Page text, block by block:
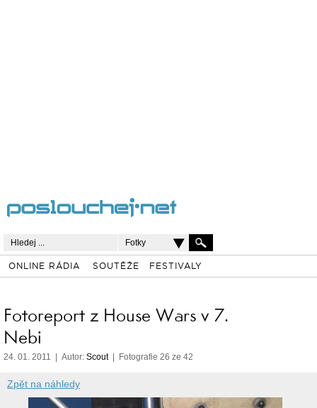
Fotky
ONLINE RÁDIA SOUTĚŽE FESTIVALY
Fotoreport z House Wars v 7.
Nebi
24. 01. 2011 | Autor: Scout| Fotografie 26 ze 42
Zpět na náhledy